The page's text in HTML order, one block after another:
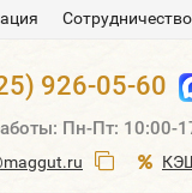
Сотрудничество
926-05-60
Пн-Пт: 10:00-